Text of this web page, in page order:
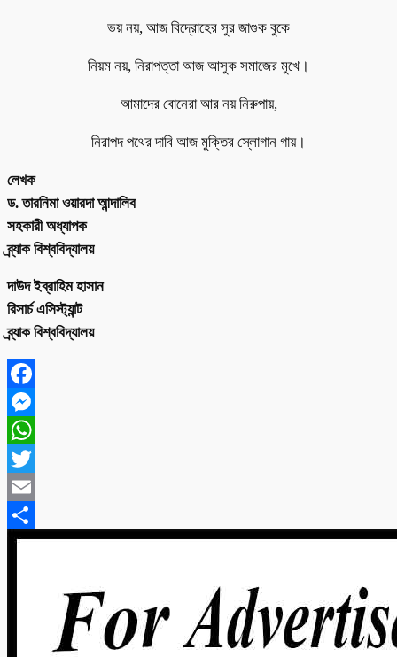
ভয় নয়, আজ বিদ্রোহের সুর জাগুক বুকে
নিয়ম নয়, নিরাপত্তা আজ আসুক সমাজের মুখে।
আমাদের বোনেরা আর নয় নিরুপায়,
নিরাপদ পথের দাবি আজ মুক্তির স্লোগান গায়।
লেখক
ড. তারনিমা ওয়ারদা আন্দালিব
সহকারী অধ্যাপক
ব্র্যাক বিশ্ববিদ্যালয়
দাউদ ইব্রাহিম হাসান
রিসার্চ এসিস্ট্যান্ট
ব্র্যাক বিশ্ববিদ্যালয়
Facebook
Messenger
WhatsApp
Twitter
Email
Share